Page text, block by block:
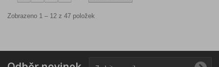
Zobrazeno 1 – 12 z 47 položek